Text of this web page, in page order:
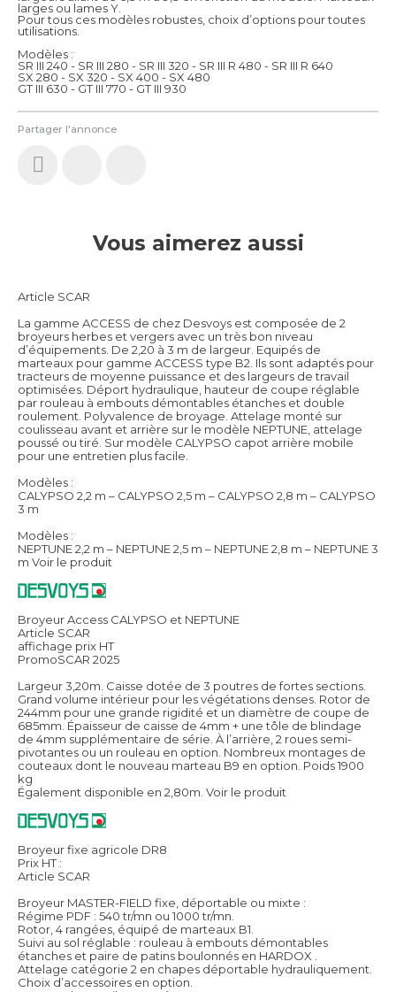
Partager l'annonce
larges ou lames Y.
Pour tous ces modèles robustes, choix d’options pour toutes
utilisations.
Modèles :
SR III 240 - SR III 280 - SR III 320 - SR III R 480 - SR III R 640
SX 280 - SX 320 - SX 400 - SX 480
GT III 630 - GT III 770 - GT III 930
Vous aimerez aussi
Article SCAR
La gamme ACCESS de chez Desvoys est composée de 2
broyeurs herbes et vergers avec un très bon niveau
d’équipements. De 2,20 à 3 m de largeur. Equipés de
marteaux pour gamme ACCESS type B2. Ils sont adaptés pour
tracteurs de moyenne puissance et des largeurs de travail
optimisées. Déport hydraulique, hauteur de coupe réglable
par rouleau à embouts démontables étanches et double
roulement. Polyvalence de broyage. Attelage monté sur
coulisseau avant et arrière sur le modèle NEPTUNE, attelage
poussé ou tiré. Sur modèle CALYPSO capot arrière mobile
pour une entretien plus facile.
Modèles :
CALYPSO 2,2 m – CALYPSO 2,5 m – CALYPSO 2,8 m – CALYPSO
3 m
Modèles :
NEPTUNE 2,2 m – NEPTUNE 2,5 m – NEPTUNE 2,8 m – NEPTUNE 3
m Voir le produit
Broyeur Access CALYPSO et NEPTUNE
Article SCAR
affichage prix HT
PromoSCAR 2025
Largeur 3,20m. Caisse dotée de 3 poutres de fortes sections.
Grand volume intérieur pour les végétations denses. Rotor de
244mm pour une grande rigidité et un diamètre de coupe de
685mm. Épaisseur de caisse de 4mm + une tôle de blindage
de 4mm supplémentaire de série. À l’arrière, 2 roues semi-
pivotantes ou un rouleau en option. Nombreux montages de
couteaux dont le nouveau marteau B9 en option. Poids 1900
kg
Également disponible en 2,80m. Voir le produit
Broyeur fixe agricole DR8
Prix HT :
Article SCAR
Broyeur MASTER-FIELD fixe, déportable ou mixte :
Régime PDF : 540 tr/mn ou 1000 tr/mn.
Rotor, 4 rangées, équipé de marteaux B1.
Suivi au sol réglable : rouleau à embouts démontables
étanches et paire de patins boulonnés en HARDOX .
Attelage catégorie 2 en chapes déportable hydrauliquement.
Choix d’accessoires en option.